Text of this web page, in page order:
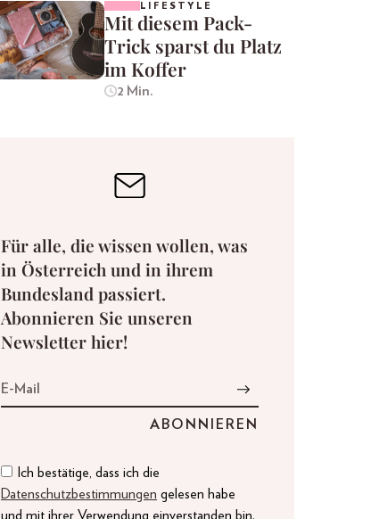
LIFESTYLE
Mit diesem Pack-
Trick sparst du Platz
im Koffer
2 Min.
Für alle, die wissen wollen, was
in Österreich und in ihrem
Bundesland passiert.
Abonnieren Sie unseren
Newsletter hier!
Ich bestätige, dass ich die
Datenschutzbestimmungen gelesen habe
und mit ihrer Verwendung einverstanden bin.